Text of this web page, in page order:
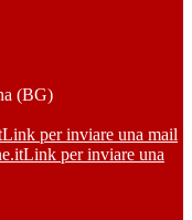
(BG)
Link per inviare una mail
Link per inviare una